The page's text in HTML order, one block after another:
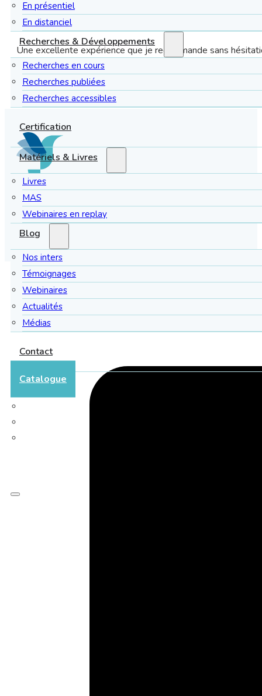
En présentiel
En distanciel
Recherches & Développements
Recherches en cours
Recherches publiées
Recherches accessibles
Certification
Matériels & Livres
Livres
MAS
Webinaires en replay
Blog
Nos inters
Témoignages
Webinaires
Actualités
Médias
Contact
Catalogue
La formation est concrète, claire et directement
Florence est une formatrice très à l’écoute, et
Une excellente expérience que je recommande sans
Témoignage recueilli auprès de Carole Zolli, animatrice